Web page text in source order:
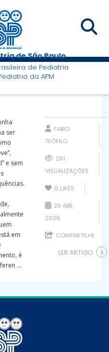
de São Paulo
de Pediatria
da APM
ser
e sem
em
é
...
FABIO
TEÓFILO
281
VISUALIZAÇÕES
0 LIKES
29 ABR,
2026
COMPARTILHE
LER ARTIGO